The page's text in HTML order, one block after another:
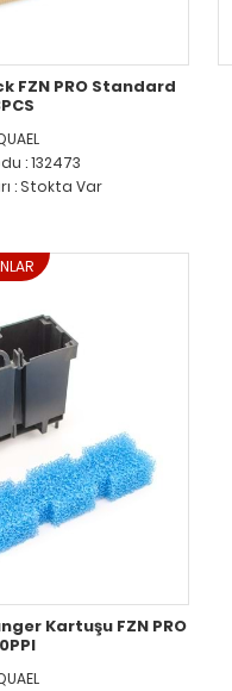
FZN PRO Standard
: 132473
: Stokta Var
Kartuşu FZN PRO